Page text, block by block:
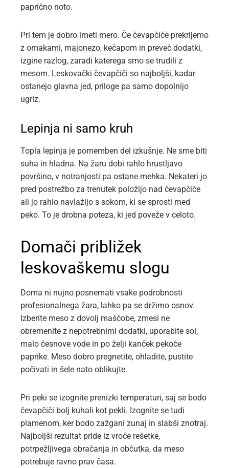
paprično noto.
Pri tem je dobro imeti mero. Če čevapčiče prekrijemo
z omakami, majonezo, kečapom in preveč dodatki,
izgine razlog, zaradi katerega smo se trudili z
mesom. Leskovački čevapčiči so najboljši, kadar
ostanejo glavna jed, priloge pa samo dopolnijo
ugriz.
Lepinja ni samo kruh
Topla lepinja je pomemben del izkušnje. Ne sme biti
suha in hladna. Na žaru dobi rahlo hrustljavo
površino, v notranjosti pa ostane mehka. Nekateri jo
pred postrežbo za trenutek položijo nad čevapčiče
ali jo rahlo navlažijo s sokom, ki se sprosti med
peko. To je drobna poteza, ki jed poveže v celoto.
Domači približek
leskovaškemu slogu
Doma ni nujno posnemati vsake podrobnosti
profesionalnega žara, lahko pa se držimo osnov.
Izberite meso z dovolj maščobe, zmesi ne
obremenite z nepotrebnimi dodatki, uporabite sol,
malo česnove vode in po želji kanček pekoče
paprike. Meso dobro pregnetite, ohladite, pustite
počivati in šele nato oblikujte.
Pri peki se izognite prenizki temperaturi, saj se bodo
čevapčiči bolj kuhali kot pekli. Izognite se tudi
plamenom, ker bodo zažgani zunaj in slabši znotraj.
Najboljši rezultat pride iz vroče rešetke,
potrpežljivega obračanja in občutka, da meso
potrebuje ravno prav časa.